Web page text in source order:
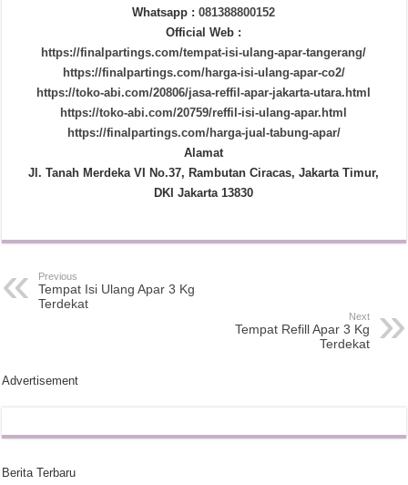
Whatsapp :081388800152
Official Web :
https://finalpartings.com/tempat-isi-ulang-apar-tangerang/
https://finalpartings.com/harga-isi-ulang-apar-co2/
https://toko-abi.com/20806/jasa-reffil-apar-jakarta-utara.html
https://toko-abi.com/20759/reffil-isi-ulang-apar.html
https://finalpartings.com/harga-jual-tabung-apar/
Alamat
Jl. Tanah Merdeka VI No.37, Rambutan Ciracas, Jakarta Timur,
DKI Jakarta 13830
Previous
Tempat Isi Ulang Apar 3 Kg
Terdekat
Next
Tempat Refill Apar 3 Kg
Terdekat
Advertisement
Berita Terbaru